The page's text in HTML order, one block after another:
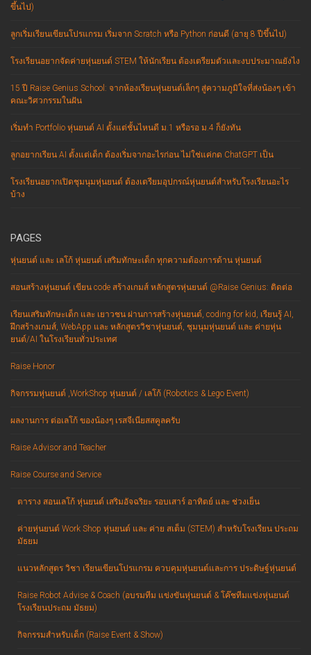
ขึ้นไป)
ลูกเริ่มเรียนเขียนโปรแกรม เริ่มจาก Scratch หรือ Python ก่อนดี (อายุ 8 ปีขึ้นไป)
โรงเรียนอยากจัดค่ายหุ่นยนต์ STEM ให้นักเรียน ต้องเตรียมตัวและงบประมาณยังไง
15 ปี Raise Genius School: จากห้องเรียนหุ่นยนต์เล็กๆ สู่ความภูมิใจที่ส่งน้องๆ เข้า
คณะวิศวกรรมในฝัน
เริ่มทำ Portfolio หุ่นยนต์ AI ตั้งแต่ชั้นไหนดี ม.1 หรือรอ ม.4 ก็ยังทัน
ลูกอยากเรียน AI ตั้งแต่เด็ก ต้องเริ่มจากอะไรก่อน ไม่ใช่แค่กด ChatGPT เป็น
โรงเรียนอยากเปิดชุมนุมหุ่นยนต์ ต้องเตรียมอุปกรณ์หุ่นยนต์สำหรับโรงเรียนอะไร
บ้าง
PAGES
หุ่นยนต์ และ เลโก้ หุ่นยนต์ เสริมทักษะเด็ก ทุกความต้องการด้าน หุ่นยนต์
สอนสร้างหุ่นยนต์ เขียน code สร้างเกมส์ หลักสูตรหุ่นยนต์ @Raise Genius: ติดต่อ
เรียนเสริมทักษะเด็ก และ เยาวชน ผ่านการสร้างหุ่นยนต์, coding for kid, เรียนรู้ AI,
ฝึกสร้างเกมส์, WebApp และ หลักสูตรวิชาหุ่นยนต์, ชุมนุมหุ่นยนต์ และ ค่ายหุ่น
ยนต์/AI ในโรงเรียนทั่วประเทศ
Raise Honor
กิจกรรมหุ่นยนต์ ,WorkShop หุ่นยนต์ / เลโก้ (Robotics & Lego Event)
ผลงานการ ต่อเลโก้ ของน้องๆ เรสจีเนียสสคูลครับ
Raise Advisor and Teacher
Raise Course and Service
ตาราง สอนเลโก้ หุ่นยนต์ เสริมอัจฉริยะ รอบเสาร์ อาทิตย์ และ ช่วงเย็น
ค่ายหุ่นยนต์ Work Shop หุ่นยนต์ และ ค่าย สเต็ม (STEM) สำหรับโรงเรียน ประถม
มัธยม
แนวหลักสูตร วิชา เรียนเขียนโปรแกรม ควบคุมหุ่นยนต์และการ ประดิษฐ์หุ่นยนต์
Raise Robot Advise & Coach (อบรมทีม แข่งขันหุ่นยนต์ & โค๊ชทีมแข่งหุ่นยนต์
โรงเรียนประถม มัธยม)
กิจกรรมสำหรับเด็ก (Raise Event & Show)